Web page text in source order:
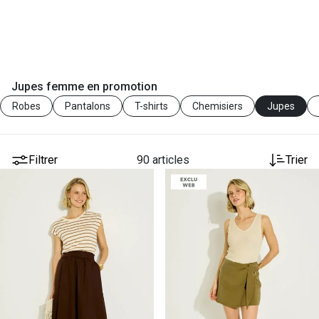
Jupes femme en promotion
Robes Pantalons T-shirts Chemisiers Jupes
Filtrer 90 articles Trier